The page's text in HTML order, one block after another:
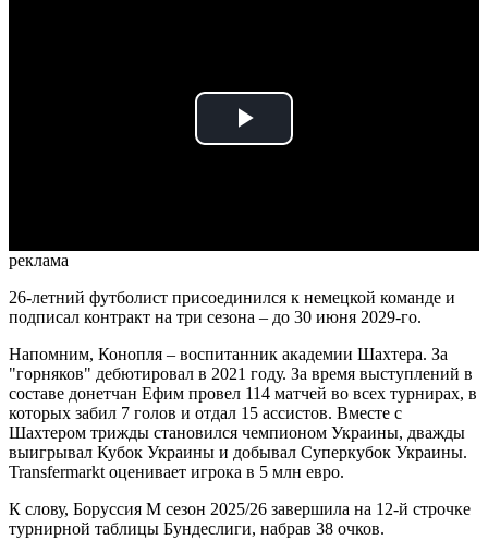
Play
реклама
26-летний футболист присоединился к немецкой команде и
подписал контракт на три сезона – до 30 июня 2029-го.
Напомним, Конопля – воспитанник академии Шахтера. За
"горняков" дебютировал в 2021 году. За время выступлений в
составе донетчан Ефим провел 114 матчей во всех турнирах, в
которых забил 7 голов и отдал 15 ассистов. Вместе с
Шахтером трижды становился чемпионом Украины, дважды
выигрывал Кубок Украины и добывал Суперкубок Украины.
Transfermarkt оценивает игрока в 5 млн евро.
К слову, Боруссия М сезон 2025/26 завершила на 12-й строчке
турнирной таблицы Бундеслиги, набрав 38 очков.